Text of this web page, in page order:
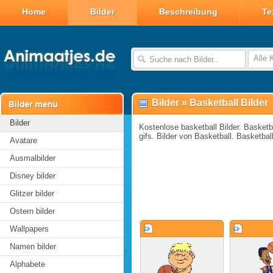
Home Bilder Beschreibung
Alle
Bilder
Avatare
Ausmalbilder
Disney bilder
Glitzer bilder
Ostern bilder
Wallpapers
Namen bilder
Alphabete
Bilder » Basketball Bilder
Kostenlose basketball Bilder.
gifs. Bilder von Basketball.